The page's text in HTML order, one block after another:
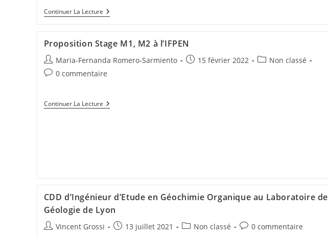
Continuer La Lecture
Proposition Stage M1, M2 à l’IFPEN
Maria-Fernanda Romero-Sarmiento 15 février 2022
Non classé
0 commentaire
Continuer La Lecture
CDD d’Ingénieur d’Etude en Géochimie Organique au Laboratoire de
Géologie de Lyon
Vincent Grossi 13 juillet 2021 Non classé 0 commentaire